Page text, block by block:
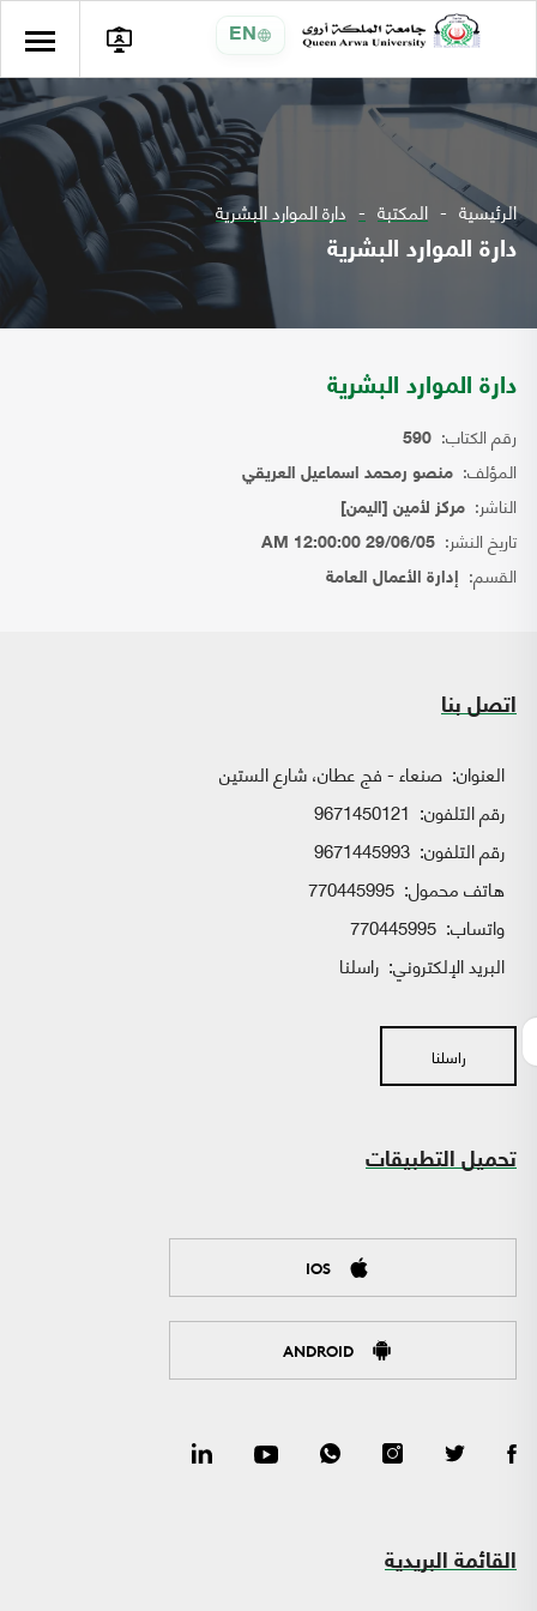
EN
الرئيسية المكتبة دارة الموارد البشرية
دارة الموارد البشرية
دارة الموارد البشرية
رقم الكتاب: 590
المؤلف: منصو رمحمد اسماعيل العريقي
الناشر: مركز لأمين [اليمن]
تاريخ النشر: 29/06/05 12:00:00 AM
القسم: إدارة الأعمال العامة
اتصل بنا
العنوان: صنعاء - فج عطان، شارع الستين
رقم التلفون: 9671450121
رقم التلفون: 9671445993
هاتف محمول: 770445995
واتساب:
البريد الإلكتروني: راسلنا
راسلنا
تحميل التطبيقات
IOS
ANDROID
القائمة البريدية